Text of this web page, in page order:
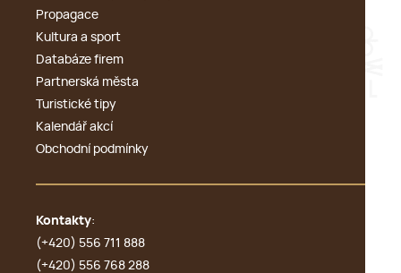
Propagace
Kultura a sport
Databáze firem
Partnerská města
Turistické tipy
Kalendář akcí
Obchodní podmínky
Kontakty:
(+420) 556 711 888
(+420) 556 768 288